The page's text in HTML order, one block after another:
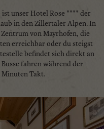
unser Hotel Rose **** der
in den Zillertaler Alpen. In
von Mayrhofen, die
erreichbar oder du steigst
befindet sich direkt an
fahren während der
Takt.